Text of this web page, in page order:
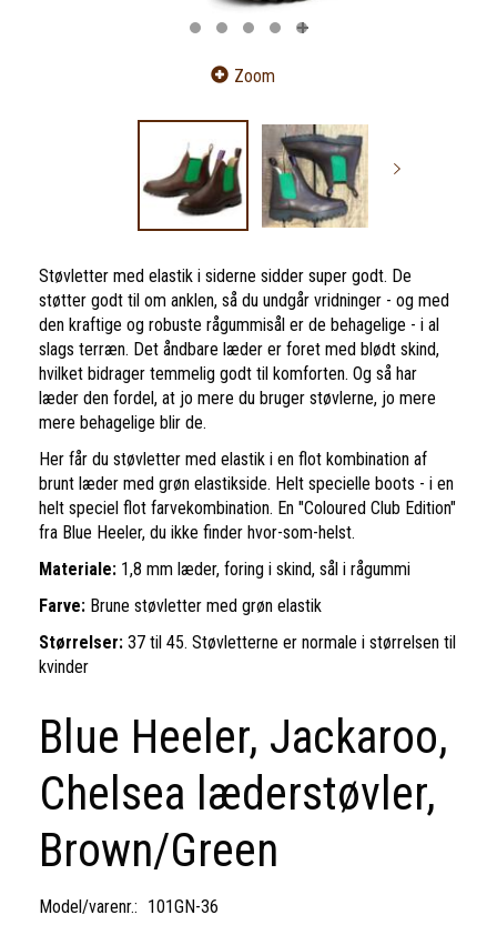
Zoom
Støvletter med elastik i siderne sidder super godt. De
støtter godt til om anklen, så du undgår vridninger - og med
den kraftige og robuste rågummisål er de behagelige - i al
slags terræn. Det åndbare læder er foret med blødt skind,
hvilket bidrager temmelig godt til komforten. Og så har
læder den fordel, at jo mere du bruger støvlerne, jo mere
mere behagelige blir de.
Her får du støvletter med elastik i en flot kombination af
brunt læder med grøn elastikside. Helt specielle boots - i en
helt speciel flot farvekombination. En "Coloured Club Edition"
fra Blue Heeler, du ikke finder hvor-som-helst.
Materiale: 1,8 mm læder, foring i skind, sål i rågummi
Farve: Brune støvletter med grøn elastik
Størrelser: 37 til 45. Støvletterne er normale i størrelsen til
kvinder
Blue Heeler, Jackaroo,
Chelsea læderstøvler,
Brown/Green
Model/varenr.: 101GN-36